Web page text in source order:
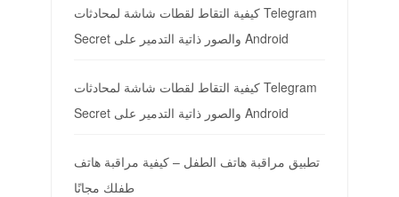
كيفية التقاط لقطات شاشة لمحادثات Telegram
Secret والصور ذاتية التدمير على Android
كيفية التقاط لقطات شاشة لمحادثات Telegram
Secret والصور ذاتية التدمير على Android
تطبيق مراقبة هاتف الطفل – كيفية مراقبة هاتف
طفلك مجانًا